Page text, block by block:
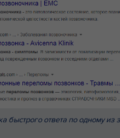
быстрого ответа по одному из